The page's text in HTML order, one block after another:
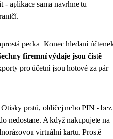
- aplikace sama navrhne tu
pecka. Konec hledání
firemní výdaje jsou čistě
pro účetní jsou hotové za pár
prstů, obličej nebo PIN - bez
nedostane. A když nakupujete na
virtuální kartu. Prostě